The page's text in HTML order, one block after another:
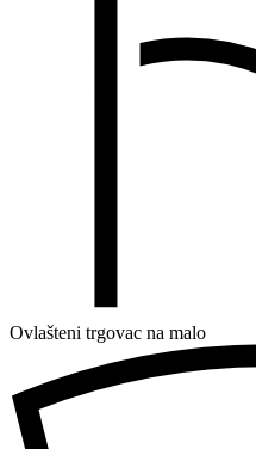
Ovlašteni trgovac na malo